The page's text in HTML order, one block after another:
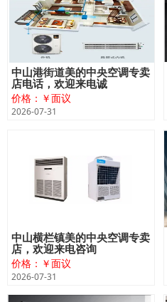
中山港街道美的中央空调专卖
店电话，欢迎来电诚
价格：￥面议
2026-07-31
中山横栏镇美的中央空调专卖
店，欢迎来电咨询
价格：￥面议
2026-07-31